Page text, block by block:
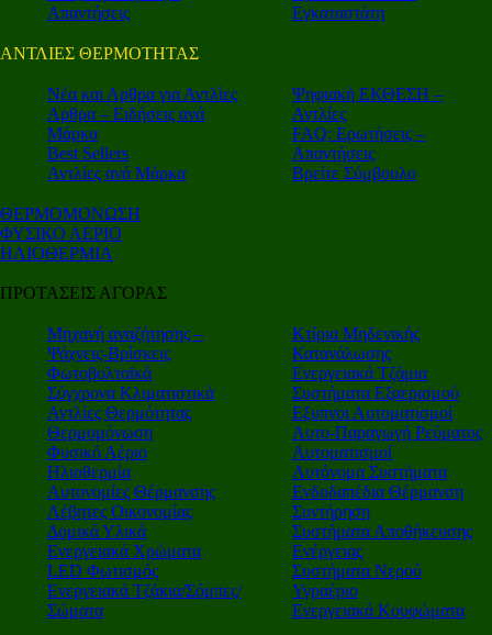
Απαντήσεις
Εγκαταστάτη
ΑΝΤΛΙΕΣ ΘΕΡΜΟΤΗΤΑΣ
Nέα και Αρθρα για Αντλίες
Αρθρα – Ειδήσεις ανά
Μάρκα
Best Sellers
Αντλίες ανά Μάρκα
Ψηφιακή ΕΚΘΕΣΗ –
Αντλίες
FAQ: Ερωτήσεις –
Απαντήσεις
Βρείτε Σύμβουλο
ΘΕΡΜΟΜΟΝΩΣΗ
ΦΥΣΙΚΟ ΑΕΡΙΟ
ΗΛΙΟΘΕΡΜΙΑ
ΠΡΟΤΑΣΕΙΣ ΑΓΟΡΑΣ
Μηχανή αναζήτησης –
Ψάχνεις-Βρίσκεις
Φωτοβολταϊκά
Σύγχρονα Κλιματιστικά
Αντλίες Θερμότητας
Θερμομόνωση
Φυσικό Αέριο
Ηλιοθερμία
Αυτονομίες Θέρμανσης
Λέβητες Οικονομίας
Δομικά Υλικά
Ενεργειακά Χρώματα
LED Φωτισμός
Ενεργειακά Τζάκια/Σόμπες/
Σώματα
Κτίρια Μηδενικής
Κατανάλωσης
Ενεργειακά Τζάμια
Συστήματα Εξαερισμού
Εξυπνοι Αυτοματισμοί
Αυτο-Παραγωγή Ρεύματος
Αυτοματισμοί
Αυτόνομα Συστήματα
Ενδοδαπέδια Θέρμανση
Συντήρηση
Συστήματα Αποθήκευσης
Ενέργειας
Συστήματα Νερού
Υγραέριο
Ενεργειακά Κουφώματα